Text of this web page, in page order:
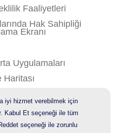
iyi hizmet verebilmek için
Kabul Et seçeneği ile tüm
seçeneği ile zorunlu
Faaliyetleri
Hak Sahipliği
Ekranı
Uygulamaları
Haritası
Politikası